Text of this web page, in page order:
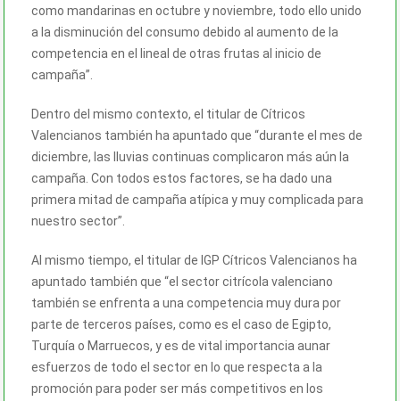
como mandarinas en octubre y noviembre, todo ello unido
a la disminución del consumo debido al aumento de la
competencia en el lineal de otras frutas al inicio de
campaña”.
Dentro del mismo contexto, el titular de Cítricos
Valencianos también ha apuntado que “durante el mes de
diciembre, las lluvias continuas complicaron más aún la
campaña. Con todos estos factores, se ha dado una
primera mitad de campaña atípica y muy complicada para
nuestro sector”.
Al mismo tiempo, el titular de IGP Cítricos Valencianos ha
apuntado también que “el sector citrícola valenciano
también se enfrenta a una competencia muy dura por
parte de terceros países, como es el caso de Egipto,
Turquía o Marruecos, y es de vital importancia aunar
esfuerzos de todo el sector en lo que respecta a la
promoción para poder ser más competitivos en los